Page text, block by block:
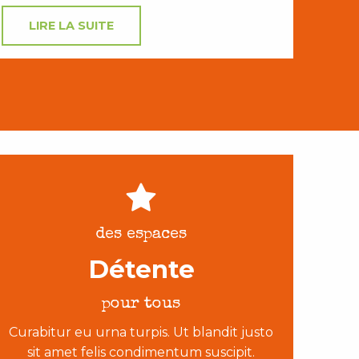
LIRE LA SUITE
des espaces
Détente
pour tous
Curabitur eu urna turpis. Ut blandit justo
sit amet felis condimentum suscipit.